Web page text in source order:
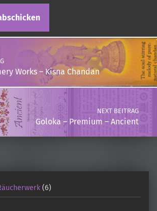
Works – Kisna Chandan
NEXT BEITRAG
Goloka – Premium – Ancient
(6)